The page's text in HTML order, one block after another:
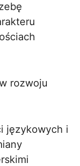
rozwoju
językowych i